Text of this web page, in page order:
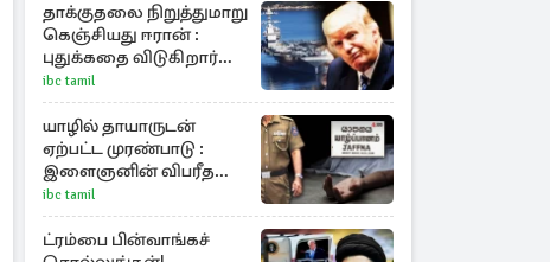
தாக்குதலை நிறுத்துமாறு
கெஞ்சியது ஈரான் :
புதுக்கதை விடுகிறார்
ட்ரம்ப்
ibc tamil
யாழில் தாயாருடன்
ஏற்பட்ட முரண்பாடு :
இளைஞனின் விபரீத
முடிவு
ibc tamil
ட்ரம்பை பின்வாங்கச்